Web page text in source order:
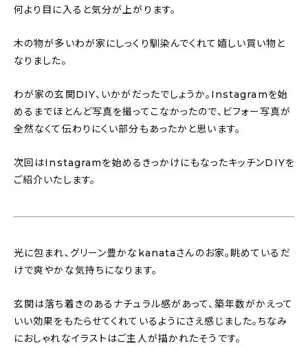
何より目に入ると気分が上がります。
木の物が多いわが家にしっくり馴染んでくれて嬉しい買い物と
なりました。
わが家の玄関DIY、いかがだったでしょうか。Instagramを始
めるまでほとんど写真を撮ってこなかったので、ビフォー写真が
全然なくて伝わりにくい部分もあったかと思います。
次回はInstagramを始めるきっかけにもなったキッチンDIYを
ご紹介いたします。
光に包まれ、グリーン豊かなkanataさんのお家。眺めているだ
けで爽やかな気持ちになります。
玄関は落ち着きのあるナチュラル感があって、築年数がかえって
いい効果をもたらせてくれているようにさえ感じました。ちなみ
におしゃれなイラストはご主人が描かれたそうです。